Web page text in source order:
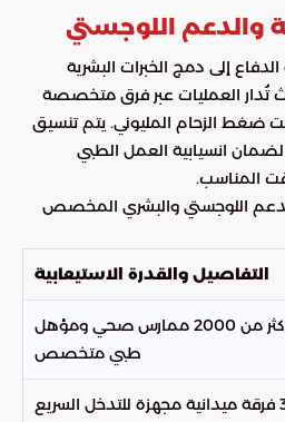
والدعم اللوجستي
الدفاع إلى دمج الخبرات البشرية
تُدار العمليات عبر فرق متخصصة
ضغط الزحام المليوني. يتم تنسيق
انسيابية العمل الطبي
المناسب.
اللوجستي والبشري المخصص
التفاصيل والقدرة الاستيعابية
أكثر من 2000 ممارس صحي ومؤهل
طبي متخصص